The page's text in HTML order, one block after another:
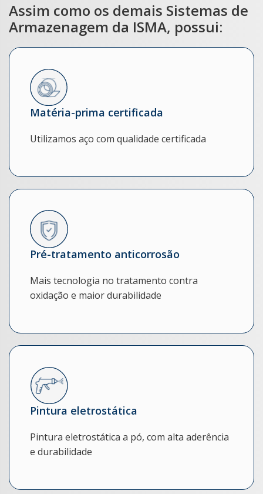
Assim como os demais Sistemas de
Armazenagem da ISMA, possui:
Matéria-prima certificada
Utilizamos aço com qualidade certificada
Pré-tratamento anticorrosão
Mais tecnologia no tratamento contra
oxidação e maior durabilidade
Pintura eletrostática
Pintura eletrostática a pó, com alta aderência
e durabilidade